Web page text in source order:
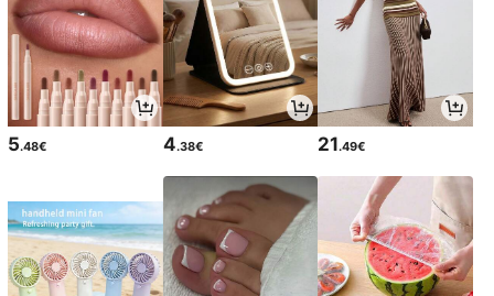
5.48€ 4.38€ 21.49€